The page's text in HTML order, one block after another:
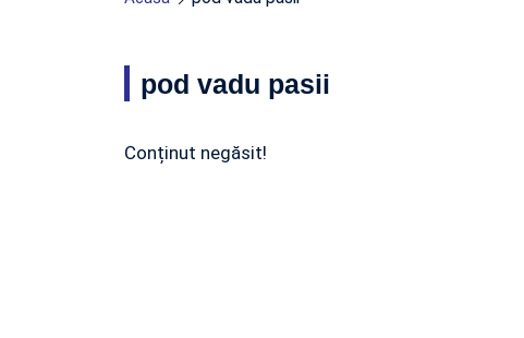
pod vadu pasii
Conținut negăsit!